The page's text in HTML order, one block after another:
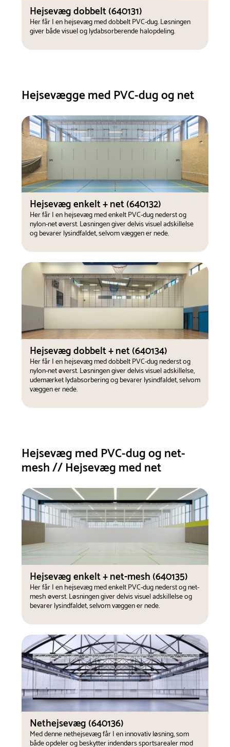
Hejsevæg dobbelt (640131)
Her får I en hejsevæg med dobbelt PVC-dug. Løsningen
giver både visuel og lydabsorberende halopdeling.
Hejsevægge med PVC-dug og net
Hejsevæg enkelt + net (640132)
Her får I en hejsevæg med enkelt PVC-dug nederst og
nylon-net øverst. Løsningen giver delvis visuel adskillelse
og bevarer lysindfaldet, selvom væggen er nede.
Hejsevæg dobbelt + net (640134)
Her får I en hejsevæg med dobbelt PVC-dug nederst og
nylon-net øverst. Løsningen giver delvis visuel adskillelse,
udemærket lydabsorbering og bevarer lysindfaldet, selvom
væggen er nede.
Hejsevæg med PVC-dug og net-
mesh // Hejsevæg med net
Hejsevæg enkelt + net-mesh (640135)
Her får I en hejsevæg med enkelt PVC-dug nederst og net-
mesh øverst. Løsningen giver delvis visuel adskillelse og
bevarer lysindfaldet, selvom væggen er nede.
Nethejsevæg (640136)
Med denne nethejsevæg får I en innovativ løsning, som
både opdeler og beskytter indendørs sportsarealer mod